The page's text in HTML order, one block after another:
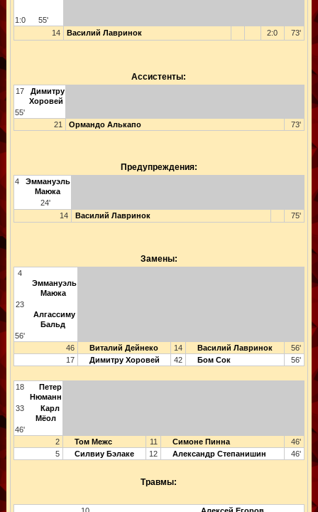
1:0
55'
14
Василий Лавринок 2:0 73'
Ассистенты:
17
Димитру
Хоровей
55'
21
Ормандо Алькапо 73'
Предупреждения:
4
Эммануэль
Маюка
24'
14
Василий Лавринок 75'
Замены:
4
Эммануэль
Маюка
23
Алгассиму
Бальд
56'
46
Виталий Дейнеко 14 Василий Лавринок
56'
17
Димитру Хоровей 42 Бом Сок 56'
18
Петер
Нюманн
33
Карл
Мёол
46'
2
Том Межс 11 Симоне Пинна
46'
5
Силвиу Бэлаке 12 Александр Степанишин 46'
Травмы: